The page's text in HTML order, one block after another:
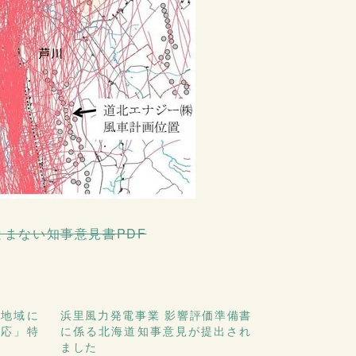
まない知事意見書PDF
域に
」特
浜里風力発電事業 影響評価準備書
に係る北海道知事意見が提出され
ました